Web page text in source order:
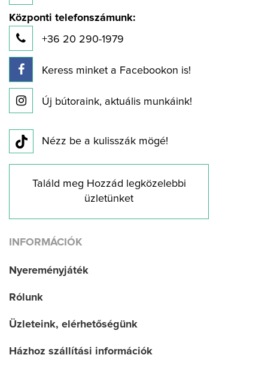
Központi telefonszámunk:
+36 20 290-1979
Keress minket a Facebookon is!
Új bútoraink, aktuális munkáink!
Nézz be a kulisszák mögé!
Találd meg Hozzád legközelebbi
üzletünket
INFORMÁCIÓK
Nyereményjáték
Rólunk
Üzleteink, elérhetőségünk
Házhoz szállítási információk